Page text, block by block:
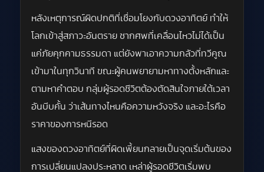
หลังเหตุการณ์ผิดปกติที่เชื่อมโยงกับดวงอาทิตย์ ทำให้
โลกเข้าสู่สภาวะอันตราย ซากศพที่เคลื่อนไหวไม่ได้เป็น
แค่ภัยคุกคามธรรมดา แต่ยังพาเอาความกลัวที่ทวีคูณ
เข้ามาในทุกวินาที ขณะผู้คนพยายามหาทางตั้งหลักและ
ตามหาคำตอบ กลุ่มผู้รอดชีวิตต้องตัดสินใจภายใต้เวลา
อันบีบคั้น ว่าเส้นทางไหนคือความหวังจริง และอะไรคือ
ราคาของการหนีรอด
แสงของดวงอาทิตย์ที่ผิดเพี้ยนกลายเป็นจุดเริ่มต้นของ
การเปลี่ยนแปลงประหลาด เหล่าผู้รอดชีวิตเริ่มพบ